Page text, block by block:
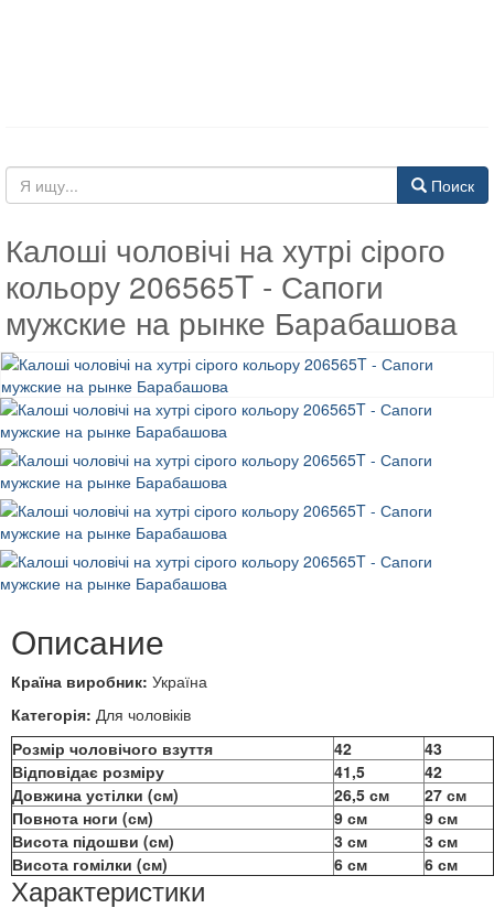
Поиск
Калоші чоловічі на хутрі сірого
кольору 206565T - Сапоги
мужские на рынке Барабашова
Описание
Країна виробник: Україна
Категорія: Для чоловіків
Розмір чоловічого взуття
42
43
Відповідає розміру
41,5
42
Довжина устілки (см)
26,5 см
27 см
Повнота ноги (см)
9 см
9 см
Висота підошви (см)
3 см
3 см
Висота гомілки (см)
6 см 6 см
Характеристики